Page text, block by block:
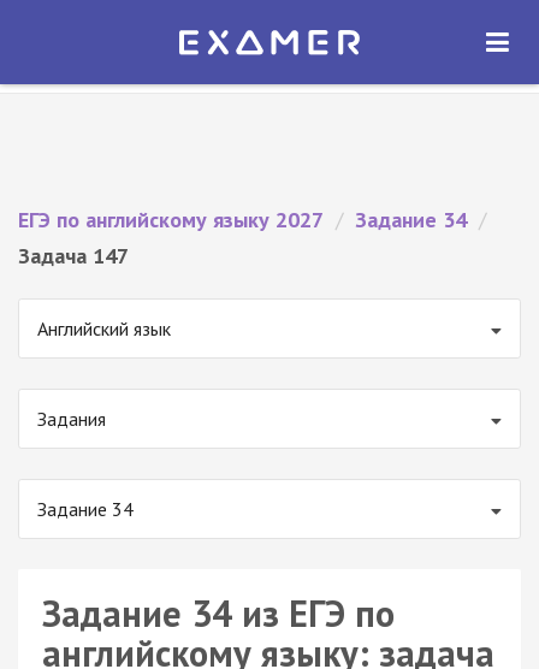
Экзамер — ЕГЭ 2027
ОТКРЫТЬ
ЕГЭ по английскому языку 2027 / Задание 34 /
Задача 147
Английский язык
Задания
Задание 34
Задание 34 из ЕГЭ по
английскому языку: задача